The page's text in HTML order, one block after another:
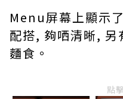
Menu屏幕上顯示
配搭, 夠哂清晰, 另
麵食。
點